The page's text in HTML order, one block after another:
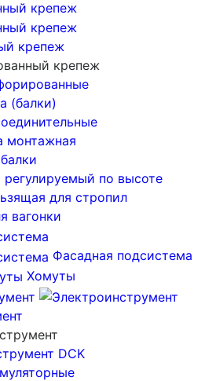
крепеж
крепеж
(балки)
монтажная
по высоте
для стропил
вагонки
Фасадная подсистема
Хомуты
DCK